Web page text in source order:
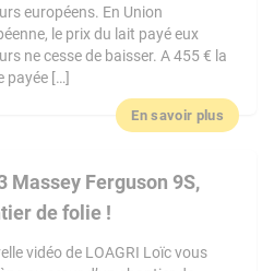
européens. En Union
le prix du lait payé eux
ne cesse de baisser. A 455 € la
payée […]
En savoir plus
Massey Ferguson 9S,
de folie !
vidéo de LOAGRI Loïc vous